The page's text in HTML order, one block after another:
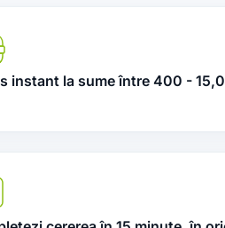
instant la sume între 400 -